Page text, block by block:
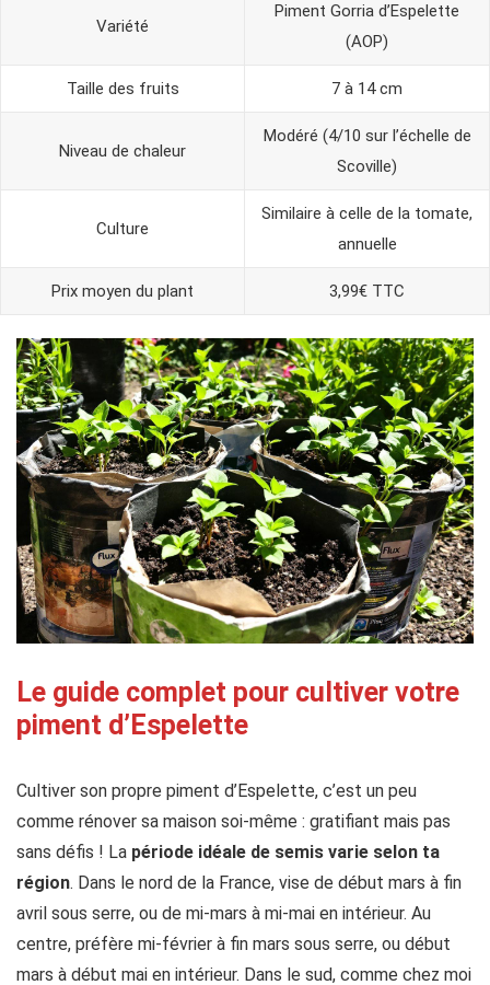
Variété
Piment Gorria d’Espelette
(AOP)
Taille des fruits 7 à 14 cm
Niveau de chaleur
Modéré (4/10 sur l’échelle de
Scoville)
Culture
Similaire à celle de la tomate,
annuelle
Prix moyen du plant 3,99€ TTC
Le guide complet pour cultiver votre
piment d’Espelette
Cultiver son propre piment d’Espelette, c’est un peu
comme rénover sa maison soi-même : gratifiant mais pas
sans défis ! La période idéale de semis varie selon ta
région. Dans le nord de la France, vise de début mars à fin
avril sous serre, ou de mi-mars à mi-mai en intérieur. Au
centre, préfère mi-février à fin mars sous serre, ou début
mars à début mai en intérieur. Dans le sud, comme chez moi